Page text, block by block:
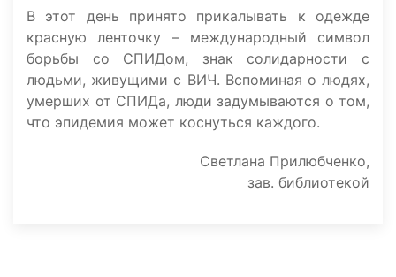
В этот день принято прикалывать к одежде
красную ленточку – международный символ
борьбы со СПИДом, знак солидарности с
людьми, живущими с ВИЧ. Вспоминая о людях,
умерших от СПИДа, люди задумываются о том,
что эпидемия может коснуться каждого.
Светлана Прилюбченко,
зав. библиотекой